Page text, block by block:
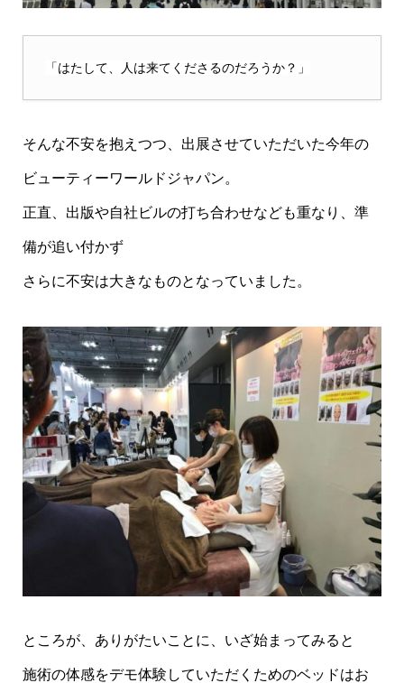
「はたして、人は来てくださるのだろうか？」
そんな不安を抱えつつ、出展させていただいた今年の
ビューティーワールドジャパン。
正直、出版や自社ビルの打ち合わせなども重なり、準
備が追い付かず
さらに不安は大きなものとなっていました。
ところが、ありがたいことに、いざ始まってみると
施術の体感をデモ体験していただくためのベッドはお